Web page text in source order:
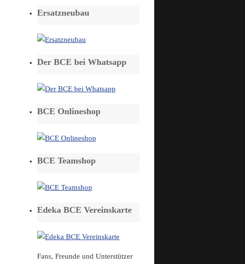
Ersatzneubau
Der BCE bei Whatsapp
BCE Onlineshop
BCE Teamshop
Edeka BCE Vereinskarte
Fans, Freunde und Unterstützer